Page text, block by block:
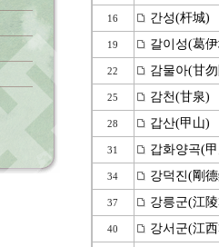
16 간성(杆城)
19 갈이성(葛
22 감물아(甘
25 감천(甘泉)
28 갑산(甲山)
31 갑화양곡(
34 강덕진(剛
37 강릉군(江
40 강서군(江